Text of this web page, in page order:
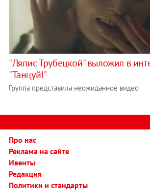
"Ляпис Трубецкой" выложил в
"Танцуй!"
Группа представила неожиданное видео
Про нас
Реклама на сайте
Ивенты
Редакция
Политики и стандарты